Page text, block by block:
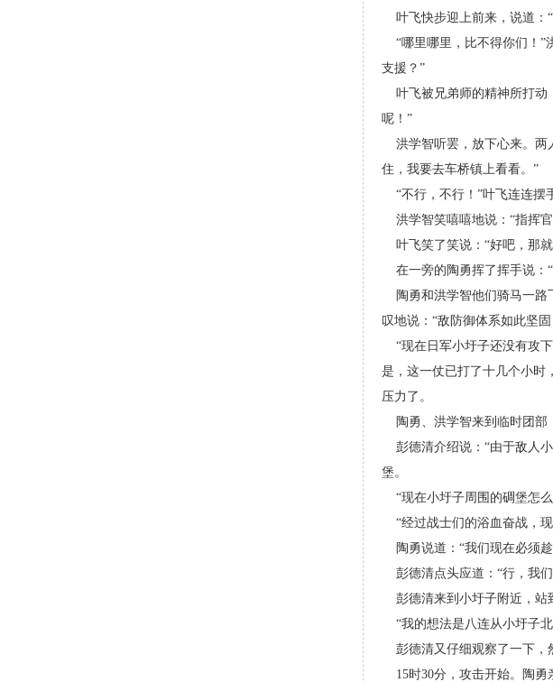
叶飞快步迎上前来，说道：
“哪里哪里，比不得你们！
支援？”
叶飞被兄弟师的精神所打动
呢！”
洪学智听罢，放下心来。两
住，我要去车桥镇上看看。”
“不行，不行！”叶飞连连摆
洪学智笑嘻嘻地说：“指挥
叶飞笑了笑说：“好吧，那
在一旁的陶勇挥了挥手说：
陶勇和洪学智他们骑马一
叹地说：“敌防御体系如此坚
“现在日军小圩子还没有攻
是，这一仗已打了十几个小时
压力了。
陶勇、洪学智来到临时团部
彭德清介绍说：“由于敌人
堡。
“现在小圩子周围的碉堡怎么
“经过战士们的浴血奋战，
陶勇说道：“我们现在必须
彭德清点头应道：“行，我
彭德清来到小圩子附近，站
“我的想法是八连从小圩子
彭德清又仔细观察了一下，
15时30分，攻击开始。陶勇